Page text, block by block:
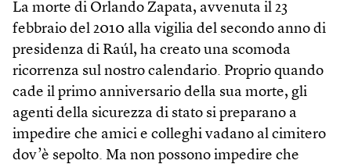
La morte di Orlando Zapata, avvenuta il 23
febbraio del 2010 alla vigilia del secondo anno di
presidenza di Raúl, ha creato una scomoda
ricorrenza sul nostro calendario. Proprio quando
cade il primo anniversario della sua morte, gli
agenti della sicurezza di stato si preparano a
impedire che amici e colleghi vadano al cimitero
dov’è sepolto. Ma non possono impedire che